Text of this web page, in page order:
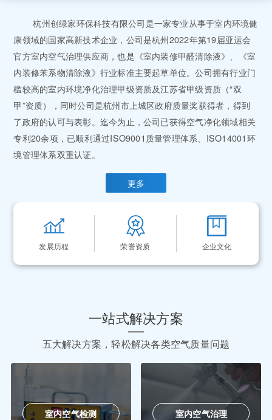
杭州创绿家环保科技有限公司是一家专业从事于室内环境健
康领域的国家高新技术企业，公司是杭州2022年第19届亚运会
官方室内空气治理供应商，也是《室内装修甲醛清除液》、《室
内装修苯系物清除液》行业标准主要起草单位。公司拥有行业门
槛较高的室内环境净化治理甲级资质及江苏省甲级资质（“双
甲”资质），同时公司是杭州市上城区政府质量奖获得者，得到
了政府的认可与表彰。迄今为止，公司已获得空气净化领域相关
专利20余项，已顺利通过ISO9001质量管理体系、ISO14001环
境管理体系双重认证。
更多
发展历程 荣誉资质 企业文化
一站式解决方案
五大解决方案，轻松解决各类空气质量问题
室内空气检测 室内空气治理